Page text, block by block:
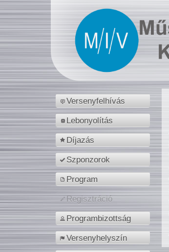
Versenyfelhívás
Lebonyolítás
Díjazás
Szponzorok
Program
Regisztráció
Programbizottság
Versenyhelyszín